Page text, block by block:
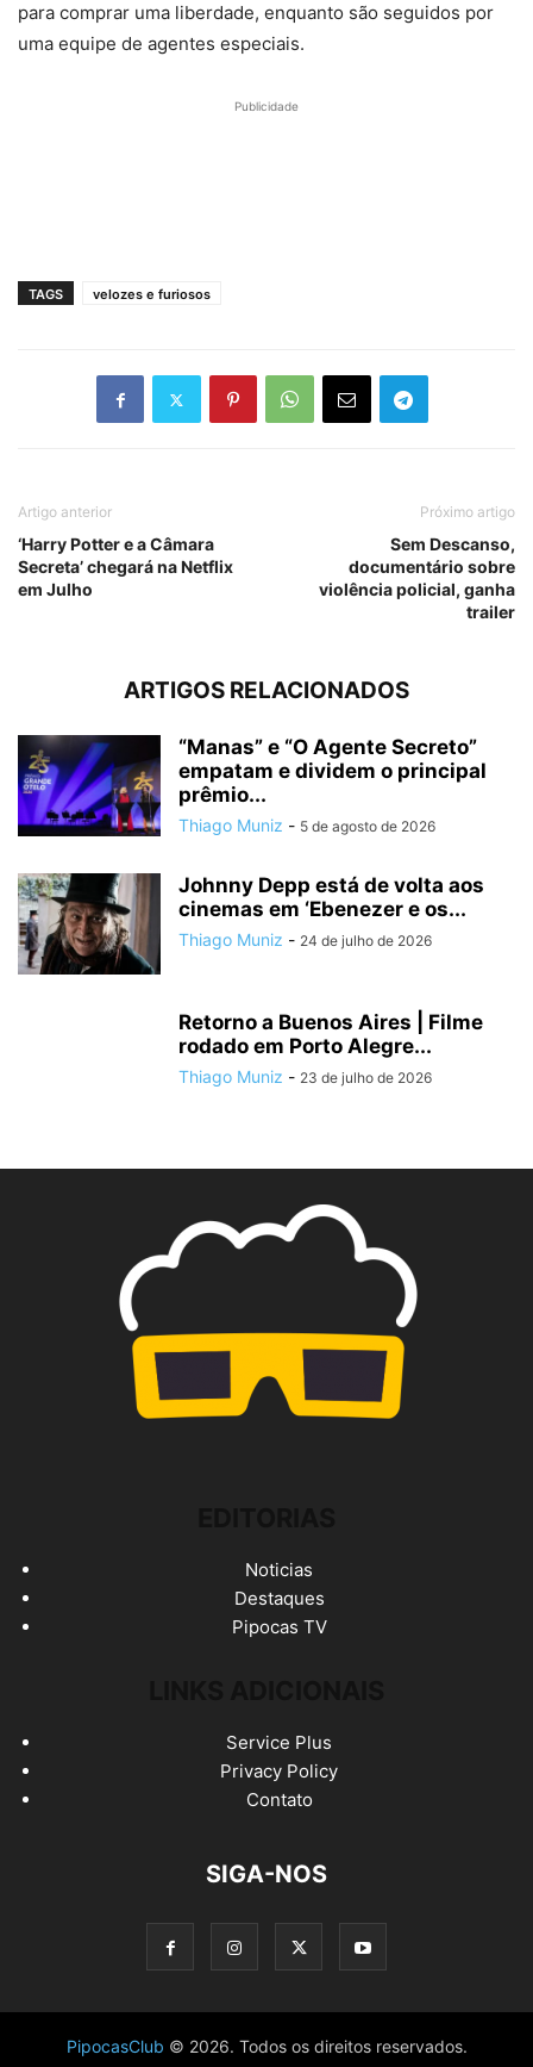
para comprar uma liberdade, enquanto são seguidos por
uma equipe de agentes especiais.
Publicidade
TAGS velozes e furiosos
Artigo anterior
‘Harry Potter e a Câmara
Secreta’ chegará na Netflix
em Julho
Próximo artigo
Sem Descanso,
documentário sobre
violência policial, ganha
trailer
ARTIGOS RELACIONADOS
“Manas” e “O Agente Secreto”
empatam e dividem o principal
prêmio...
Thiago Muniz - 5 de agosto de 2026
Johnny Depp está de volta aos
cinemas em ‘Ebenezer e os...
Thiago Muniz - 24 de julho de 2026
Retorno a Buenos Aires | Filme
rodado em Porto Alegre...
Thiago Muniz - 23 de julho de 2026
Noticias
Destaques
Pipocas TV
Service Plus
Privacy Policy
Contato
SIGA-NOS
PipocasClub © 2026. Todos os direitos reservados.